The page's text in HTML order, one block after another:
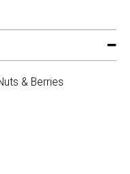
& Berries